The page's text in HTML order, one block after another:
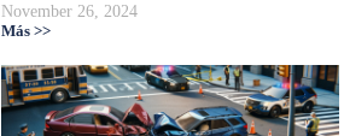
November 26, 2024
Más >>